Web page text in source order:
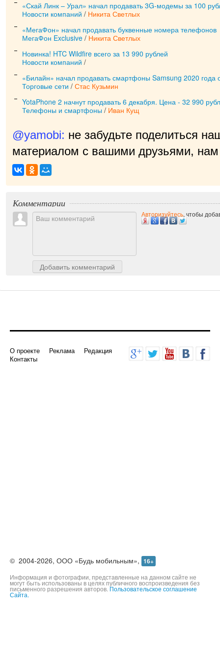
«Скай Линк – Урал» начал продавать 3G-модемы за 100
Новости компаний / Никита Светлых
«МегаФон» начал продавать буквенные номера телефонов
МегаФон Exclusive / Никита Светлых
Новинка! HTC Wildfire всего за 13 990 рублей
Новости компаний /
«Билайн» начал продавать смартфоны Samsung 2020 года
Торговые сети / Стас Кузьмин
YotaPhone 2 начнут продавать 6 декабря. Цена - 32 990
Телефоны и смартфоны / Иван Кущ
@yamobi: не забудьте поделиться
материалом с вашими друзьями, нам
прия|
Комментарии
©2004-2026,ООО «Будь мобильным», 16+
Информация и фотографии, представленные на данном сайте не
могут быть использованы в целях публичного воспроизведения без